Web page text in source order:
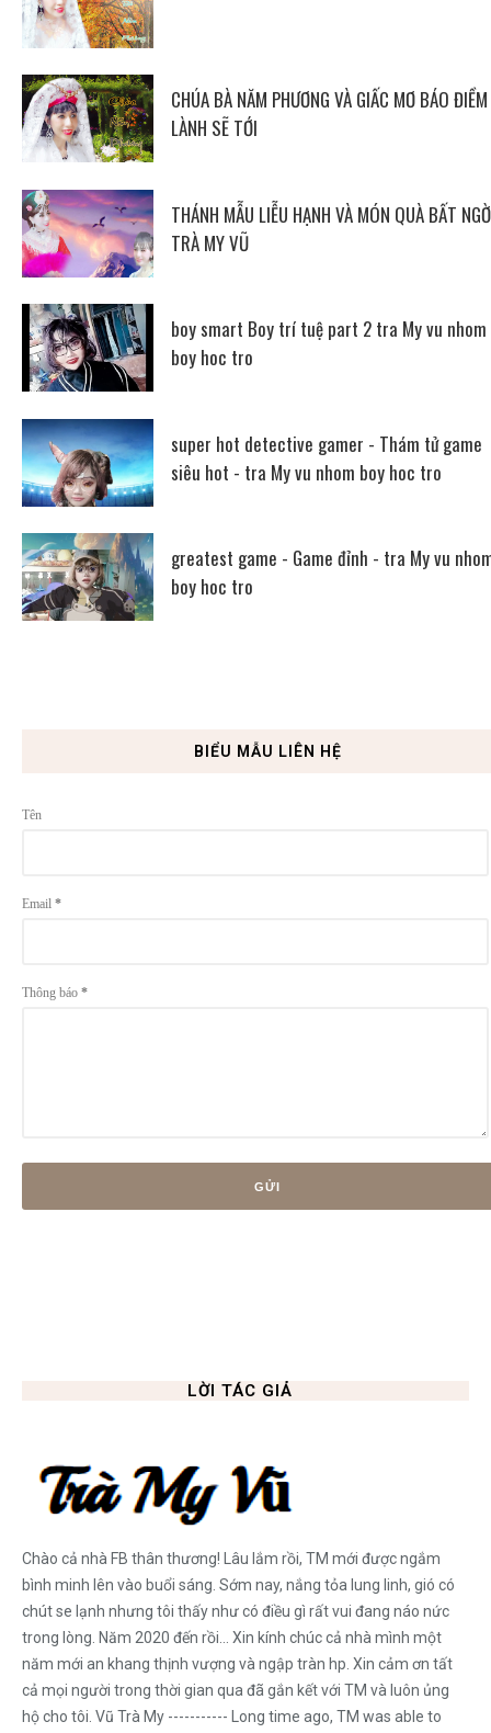
CHÚA BÀ NĂM PHƯƠNG VÀ GIẤC MƠ BÁO ĐIỀM
LÀNH SẼ TỚI
THÁNH MẪU LIỄU HẠNH VÀ MÓN QUÀ BẤT
TRÀ MY VŨ
boy smart Boy trí tuệ part 2 tra My vu nhom
boy hoc tro
super hot detective gamer - Thám tử game
siêu hot - tra My vu nhom boy hoc tro
greatest game - Game đỉnh - tra My vu
boy hoc tro
BIỂU MẪU LIÊN HỆ
Tên
Email *
Thông báo *
LỜI TÁC GIẢ
Chào cả nhà FB thân thương! Lâu lắm rồi, TM mới được ngắm
bình minh lên vào buổi sáng. Sớm nay, nắng tỏa lung linh, gió có
chút se lạnh nhưng tôi thấy như có điều gì rất vui đang náo nức
trong lòng. Năm 2020 đến rồi... Xin kính chúc cả nhà mình một
năm mới an khang thịnh vượng và ngập tràn hp. Xin cảm ơn tất
cả mọi người trong thời gian qua đã gắn kết với TM và luôn ủng
hộ cho tôi. Vũ Trà My ----------- Long time ago, TM was able to